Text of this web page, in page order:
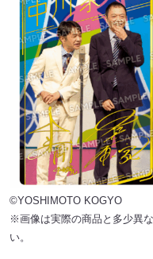
©YOSHIMOTO KOGYO
※画像は実際の商品と多少異
い。